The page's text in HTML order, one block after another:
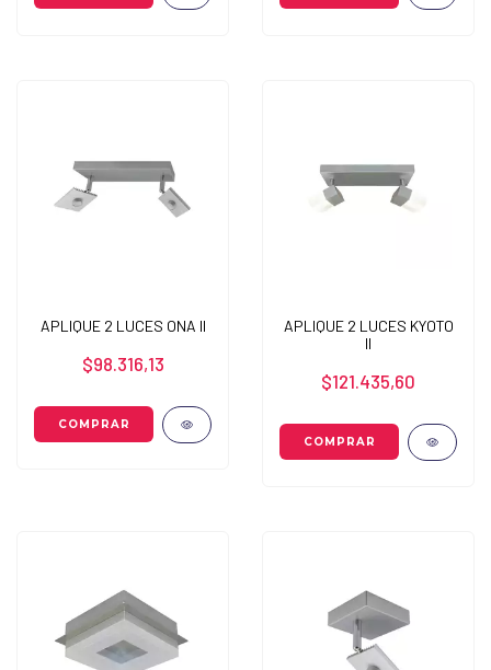
APLIQUE 2 LUCES ONA II
$98.316,13
APLIQUE 2 LUCES KYOTO
II
$121.435,60